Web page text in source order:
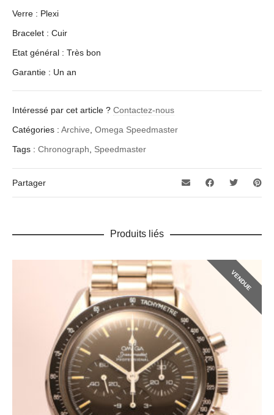
Verre : Plexi
Bracelet : Cuir
Etat général : Très bon
Garantie : Un an
Intéressé par cet article ? Contactez-nous
Catégories : Archive, Omega Speedmaster
Tags : Chronograph, Speedmaster
Partager
Produits liés
VENDUE